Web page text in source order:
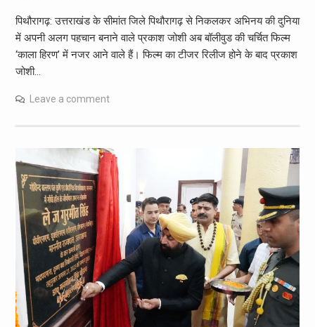
पिथौरागढ़: उत्तराखंड के सीमांत जिले पिथौरागढ़ से निकलकर अभिनय की दुनिया
में अपनी अलग पहचान बनाने वाले प्रकाश जोशी अब बॉलीवुड की चर्चित फिल्म
‘काला हिरण’ में नजर आने वाले हैं। फिल्म का टीजर रिलीज होने के बाद प्रकाश
जोशी…
Leave a comment